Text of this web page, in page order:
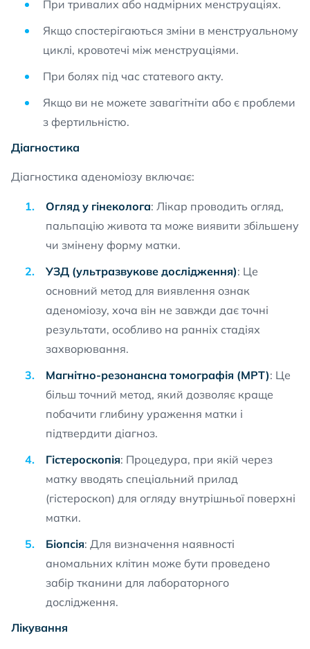
При тривалих або надмірних менструаціях.
Якщо спостерігаються зміни в менструальному
циклі, кровотечі між менструаціями.
При болях під час статевого акту.
Якщо ви не можете завагітніти або є проблеми
з фертильністю.
Діагностика
Діагностика аденоміозу включає:
Огляд у гінеколога: Лікар проводить огляд,
пальпацію живота та може виявити збільшену
чи змінену форму матки.
УЗД (ультразвукове дослідження): Це
основний метод для виявлення ознак
аденоміозу, хоча він не завжди дає точні
результати, особливо на ранніх стадіях
захворювання.
Магнітно-резонансна томографія (МРТ): Це
більш точний метод, який дозволяє краще
побачити глибину ураження матки і
підтвердити діагноз.
Гістероскопія: Процедура, при якій через
матку вводять спеціальний прилад
(гістероскоп) для огляду внутрішньої поверхні
матки.
Біопсія: Для визначення наявності
аномальних клітин може бути проведено
забір тканини для лабораторного
дослідження.
Лікування